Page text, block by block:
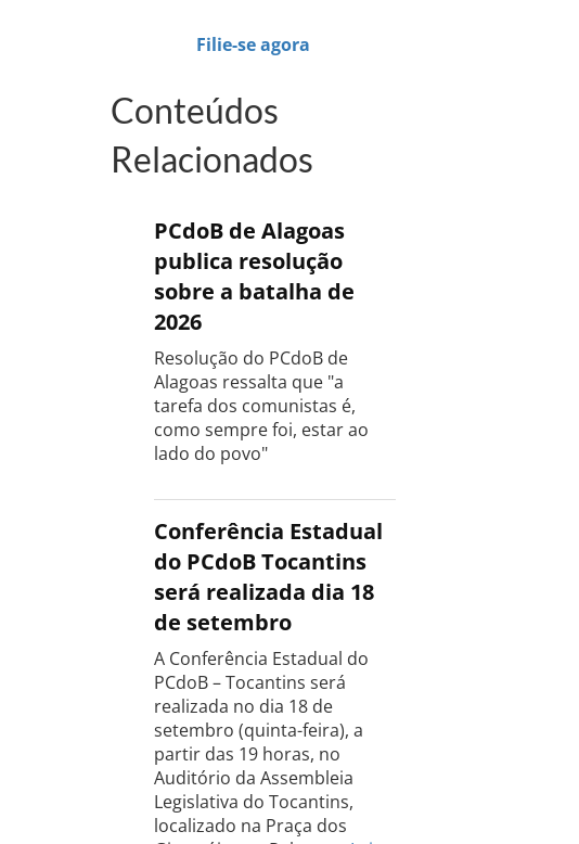
Filie-se agora
Conteúdos
Relacionados
PCdoB de Alagoas
publica resolução
sobre a batalha de
2026
Resolução do PCdoB de
Alagoas ressalta que "a
tarefa dos comunistas é,
como sempre foi, estar ao
lado do povo"
Conferência Estadual
do PCdoB Tocantins
será realizada dia 18
de setembro
A Conferência Estadual do
PCdoB – Tocantins será
realizada no dia 18 de
setembro (quinta-feira), a
partir das 19 horas, no
Auditório da Assembleia
Legislativa do Tocantins,
localizado na Praça dos